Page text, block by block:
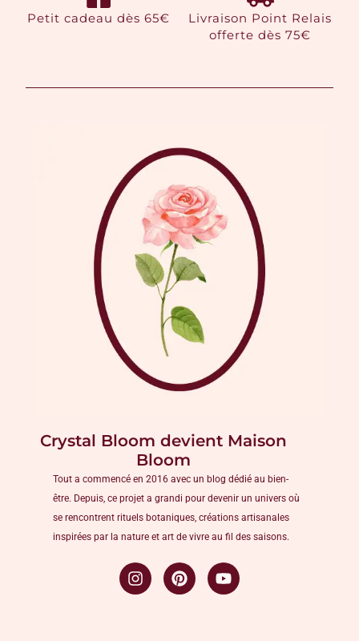
Petit cadeau dès 65€
Livraison Point Relais
offerte dès 75€
Crystal Bloom devient Maison
Bloom
Tout a commencé en 2016 avec un blog dédié au bien-
être. Depuis, ce projet a grandi pour devenir un univers où
se rencontrent rituels botaniques, créations artisanales
inspirées par la nature et art de vivre au fil des saisons.